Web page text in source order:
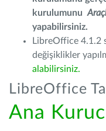
kurulumunu
yapabilirsiniz.
LibreOffice 4.1.2
değişiklikler
alabilirsiniz.
LibreOffice
Ana